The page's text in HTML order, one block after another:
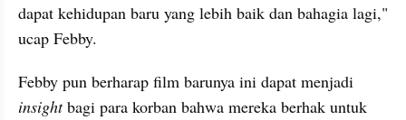
dapat kehidupan baru yang lebih baik dan bahagia lagi,"
ucap Febby.
insight bagi para korban bahwa mereka berhak untuk